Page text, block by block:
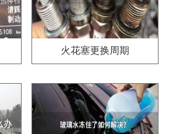
火花塞更换周期